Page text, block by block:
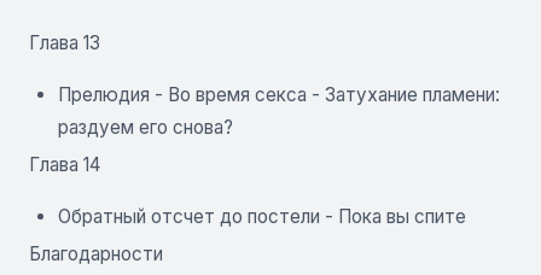
Глава 13
Прелюдия - Во время секса - Затухание пламени:
раздуем его снова?
Глава 14
Обратный отсчет до постели - Пока вы спите
Благодарности